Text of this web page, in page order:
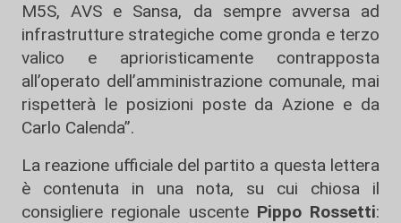
M5S, AVS e Sansa, da sempre avversa ad
infrastrutture strategiche come gronda e terzo
valico e aprioristicamente contrapposta
all’operato dell’amministrazione comunale, mai
rispetterà le posizioni poste da Azione e da
Carlo Calenda”.
La reazione ufficiale del partito a questa lettera
è contenuta in una nota, su cui chiosa il
consigliere regionale uscente Pippo Rossetti: